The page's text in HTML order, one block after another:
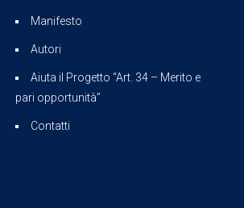
Manifesto
Autori
Aiuta il Progetto “Art. 34 – Merito e
pari opportunità”
Contatti